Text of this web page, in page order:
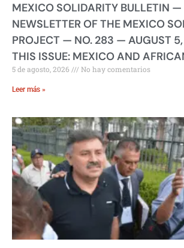
MEXICO SOLIDARITY BULLETIN —
NEWSLETTER OF THE MEXICO
PROJECT — NO. 283 — AUGUST
THIS ISSUE: MEXICO AND
5 de agosto, 2026 No hay comentarios
Leer más »